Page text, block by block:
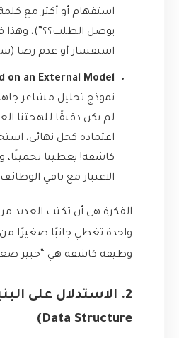
استفهام أو أكثر مع
يوصل الطلب؟؟”)، وهذا
استفسار أو عدم رضا
on an External Model:
لم يكن دقيقًا للهجتنا
اعتماده كحل نهائي،
كاشفة! يعطينا تخمينًا،
الاعتبار مع باقي
الفكرة هي أن تكتب العديد
واحدة تغطي جانبًا صغيرًا
وظيفة كاشفة هي “خبير
Data Structure)